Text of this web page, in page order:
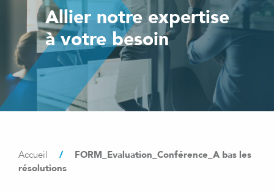
Allier notre expertise
à votre besoin
Accueil /
FORM_Evaluation_Conférence_A bas les
résolutions